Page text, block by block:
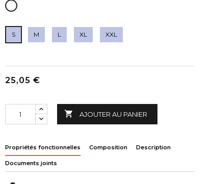
BLANC
S M L XL XXL
25,05 €
 AJOUTER AU PANIER
Propriétés fonctionnelles Composition Description
Documents joints